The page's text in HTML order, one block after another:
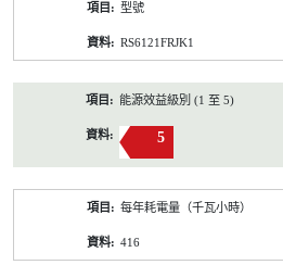
型號
RS6121FRJK1
能源效益級別 (1 至 5)
5
每年耗電量（千瓦小時）
416